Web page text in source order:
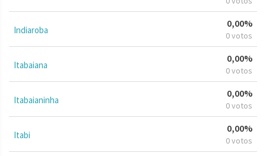
Indiaroba
0,00%
0 votos
Itabaiana
0,00%
0 votos
Itabaianinha
0,00%
0 votos
Itabi
0,00%
0 votos